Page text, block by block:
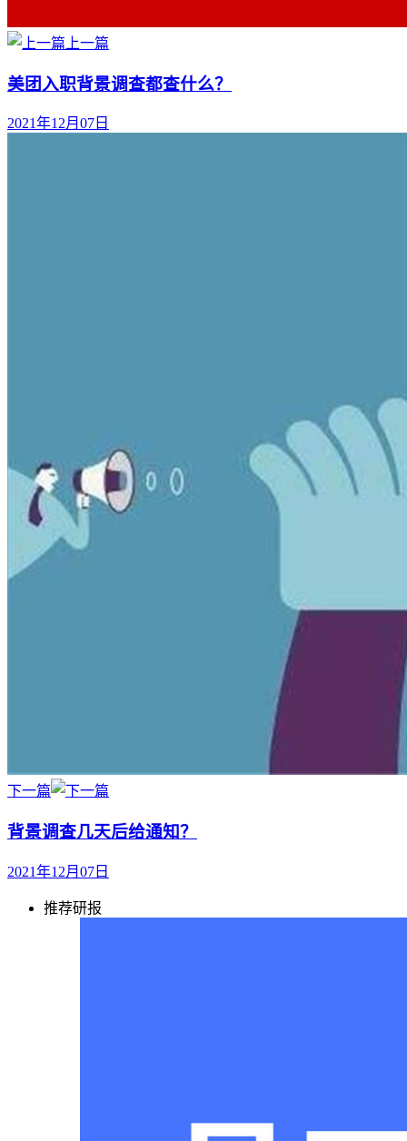
上一篇
美团入职背景调查都查什么？
2021年12月07日
下一篇
背景调查几天后给通知？
2021年12月07日
推荐研报